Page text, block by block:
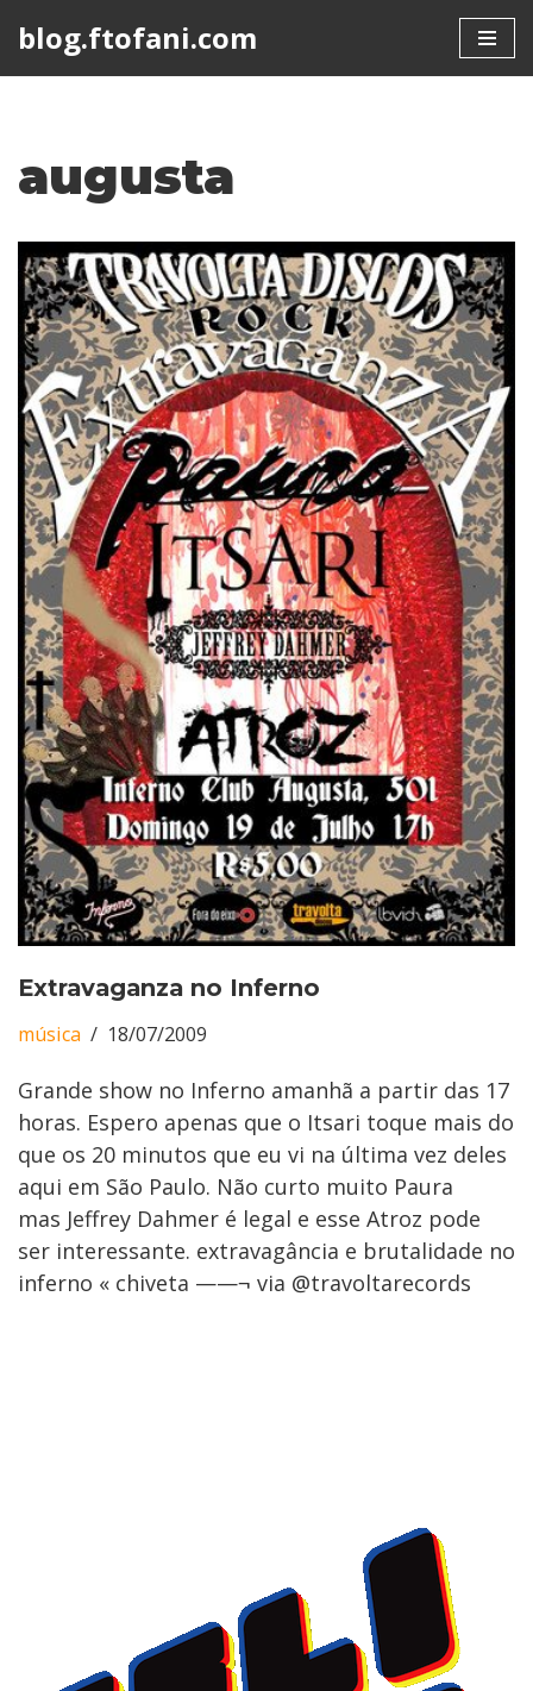
blog.ftofani.com
augusta
Extravaganza no Inferno
música 18/07/2009
Grande show no Inferno amanhã a partir das 17
horas. Espero apenas que o Itsari toque mais do
que os 20 minutos que eu vi na última vez deles
aqui em São Paulo. Não curto muito Paura
mas Jeffrey Dahmer é legal e esse Atroz pode
ser interessante. extravagância e brutalidade no
inferno « chiveta ——¬ via @travoltarecords